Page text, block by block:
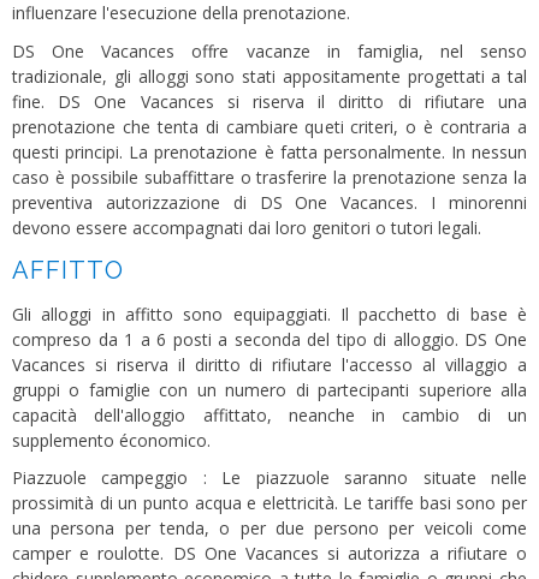
influenzare l'esecuzione della prenotazione.
DS One Vacances offre vacanze in famiglia, nel senso
tradizionale, gli alloggi sono stati appositamente progettati a tal
fine. DS One Vacances si riserva il diritto di rifiutare una
prenotazione che tenta di cambiare queti criteri, o è contraria a
questi principi. La prenotazione è fatta personalmente. In nessun
caso è possibile subaffittare o trasferire la prenotazione senza la
preventiva autorizzazione di DS One Vacances. I minorenni
devono essere accompagnati dai loro genitori o tutori legali.
AFFITTO
Gli alloggi in affitto sono equipaggiati. Il pacchetto di base è
compreso da 1 a 6 posti a seconda del tipo di alloggio. DS One
Vacances si riserva il diritto di rifiutare l'accesso al villaggio a
gruppi o famiglie con un numero di partecipanti superiore alla
capacità dell'alloggio affittato, neanche in cambio di un
supplemento économico.
Piazzuole campeggio : Le piazzuole saranno situate nelle
prossimità di un punto acqua e elettricità. Le tariffe basi sono per
una persona per tenda, o per due persono per veicoli come
camper e roulotte. DS One Vacances si autorizza a rifiutare o